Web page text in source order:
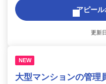
アピール
更新
NEW
大型マンションの管理